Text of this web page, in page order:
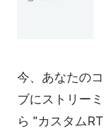
今、あなたの
ブにストリー
ら "カスタム